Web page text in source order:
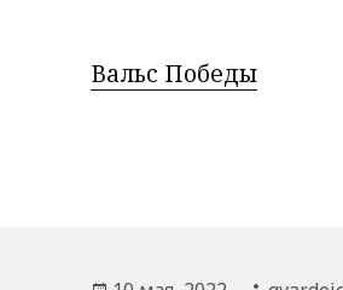
Вальс Победы